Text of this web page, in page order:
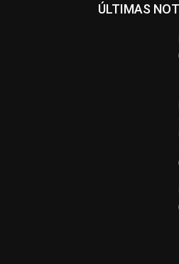
ÚLTIMAS